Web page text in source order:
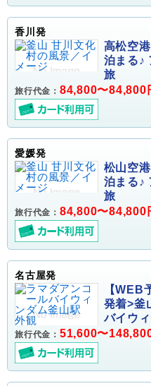
香川発
高松空
泊まる♪
旅
旅行代金： 84,800〜84,800
愛媛発
松山空
泊まる♪
旅
旅行代金： 84,800〜84,800
名古屋発
【WEB
発着>釜
バイウ
旅行代金： 51,600〜